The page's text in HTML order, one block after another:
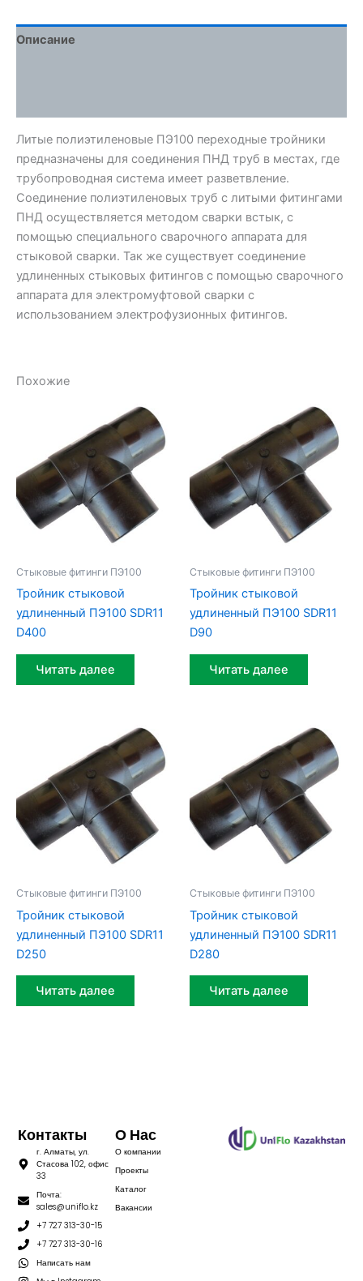
Описание
Литые полиэтиленовые ПЭ100 переходные тройники
предназначены для соединения ПНД труб в местах, где
трубопроводная система имеет разветвление.
Соединение полиэтиленовых труб с литыми фитингами
ПНД осуществляется методом сварки встык, с
помощью специального сварочного аппарата для
стыковой сварки. Так же существует соединение
удлиненных стыковых фитингов с помощью сварочного
аппарата для электромуфтовой сварки с
использованием электрофузионных фитингов.
Похожие
Стыковые фитинги ПЭ100
Тройник стыковой
удлиненный ПЭ100 SDR11
D400
Читать далее
Стыковые фитинги ПЭ100
Тройник стыковой
удлиненный ПЭ100 SDR11
D90
Читать далее
Стыковые фитинги ПЭ100
Тройник стыковой
удлиненный ПЭ100 SDR11
D250
Читать далее
Стыковые фитинги ПЭ100
Тройник стыковой
удлиненный ПЭ100 SDR11
D280
Читать далее
О Нас
О компании
Проекты
Каталог
Вакансии
Контакты
г. Алматы, ул.
Стасова 102, офис
33
Почта:
sales@uniflo.kz
+7 727 313-30-15
+7 727 313-30-16
Написать нам